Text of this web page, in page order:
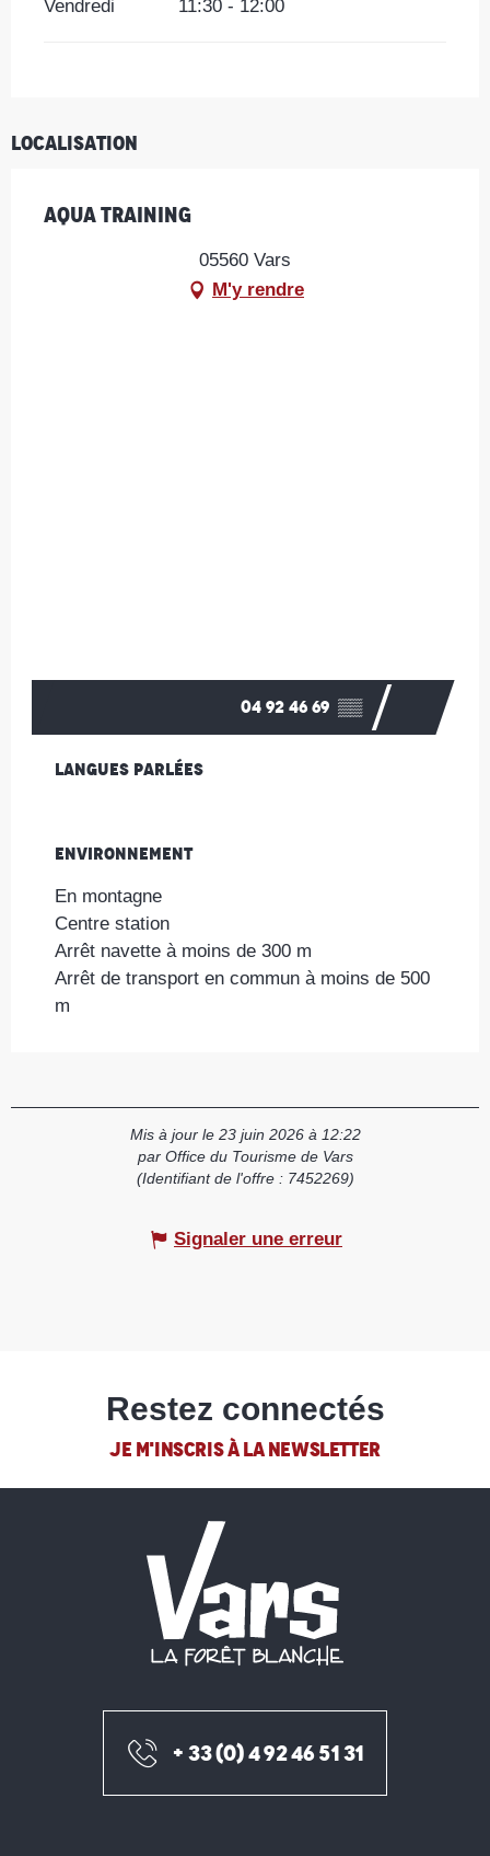
Vendredi 11:30 - 12:00
Localisation
Aqua training
05560 Vars
M'y rendre
04 92 46 69 ▒▒
Langues parlées
Langues parlées
Environnement
Environnement
En montagne
Centre station
Arrêt navette à moins de 300 m
Arrêt de transport en commun à moins de 500
m
Mis à jour le 23 juin 2026 à 12:22
par Office du Tourisme de Vars
(Identifiant de l'offre : 7452269)
Signaler une erreur
Restez connectés
JE M'INSCRIS À LA NEWSLETTER
+ 33 (0) 4 92 46 51 31